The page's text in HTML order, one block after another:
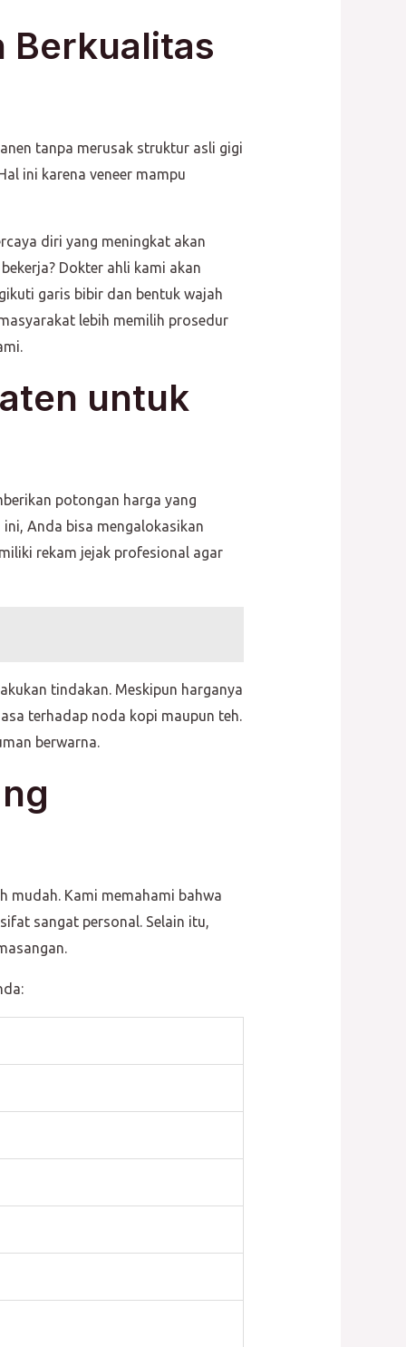
Berkualitas
tanpa merusak struktur asli gigi
ini karena veneer mampu
diri yang meningkat akan
Dokter ahli kami akan
garis bibir dan bentuk wajah
lebih memilih prosedur
untuk
potongan harga yang
Anda bisa mengalokasikan
rekam jejak profesional agar
tindakan. Meskipun harganya
terhadap noda kopi maupun teh.
berwarna.
mudah. Kami memahami bahwa
sangat personal. Selain itu,